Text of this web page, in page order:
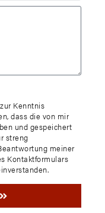
zur Kenntnis
dass die von mir
und gespeichert
streng
meiner
Kontaktformulars